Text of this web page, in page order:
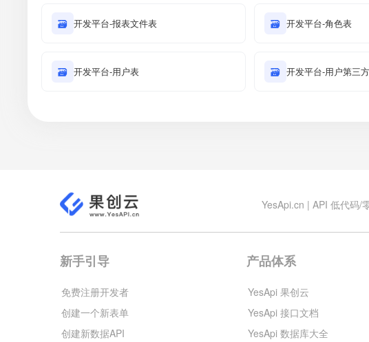
🗃 开发平台-报表文件表 🗃 开发平台-角色表
🗃 开发平台-用户表 🗃 开发平台-用户第三
YesApi.cn | API 低代码/
新手引导
免费注册开发者
创建一个新表单
创建新数据API
产品体系
YesApi 果创云
YesApi 接口文档
YesApi 数据库大全